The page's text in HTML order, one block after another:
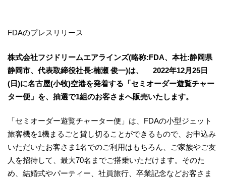
FDAのプレスリリース
株式会社フジドリームエアラインズ(略称:FDA、本社:静岡県
静岡市、代表取締役社長:楠瀬 俊一)は、 2022年12月25日
(日)に名古屋(小牧)空港を発着する「セミオーダー遊覧チャー
ター便」を、抽選で1組のお客さまへ販売いたします。
「セミオーダー遊覧チャーター便」は、FDAの小型ジェット
旅客機を1機まるごと貸し切ることができるもので、お申込み
いただいたお客さま1名でのご利用はもちろん、ご家族やご友
人を招待して、最大70名までご搭乗いただけます。そのた
め、結婚式やパーティー、社員旅行、卒業記念などお客さま